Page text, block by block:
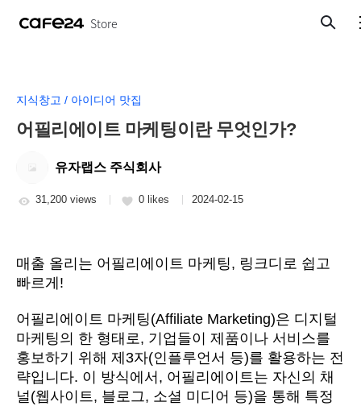
Store
지식창고 / 아이디어 맛집
어필리에이트 마케팅이란 무엇인가?
유자랩스 주식회사
31,200 views 0 likes 2024-02-15
매출 올리는 어필리에이트 마케팅, 링크디로 쉽고
빠르게!
어필리에이트 마케팅(Affiliate Marketing)은 디지털
마케팅의 한 형태로, 기업들이 제품이나 서비스를
홍보하기 위해 제3자(인플루언서 등)를 활용하는 전
략입니다. 이 방식에서, 어필리에이트는 자신의 채
널(웹사이트, 블로그, 소셜 미디어 등)을 통해 특정